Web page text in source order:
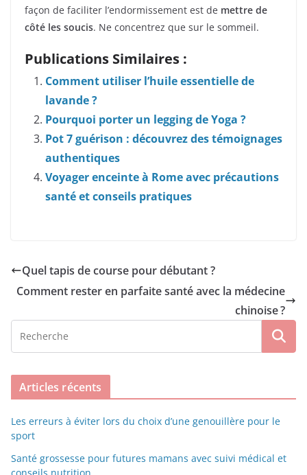
façon de faciliter l’endormissement est de mettre de
côté les soucis. Ne concentrez que sur le sommeil.
Publications Similaires :
Comment utiliser l’huile essentielle de
lavande ?
Pourquoi porter un legging de Yoga ?
Pot 7 guérison : découvrez des témoignages
authentiques
Voyager enceinte à Rome avec précautions
santé et conseils pratiques
Quel tapis de course pour débutant ?
Comment rester en parfaite santé avec la médecine
chinoise ?
Articles récents
Les erreurs à éviter lors du choix d’une genouillère pour le
sport
Santé grossesse pour futures mamans avec suivi médical et